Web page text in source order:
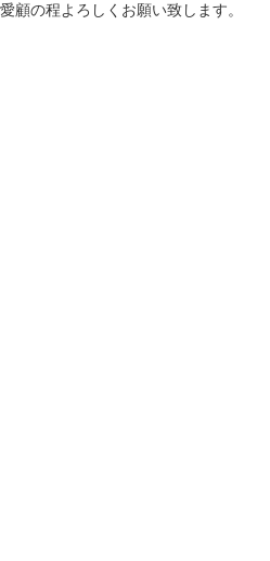
顧の程よろしくお願い致します。